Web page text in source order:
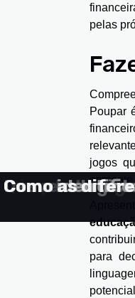
pelas
Poupar
jogos
semente
para
O impacto da
Quando os
Desvendando
Como as
Como
Como as